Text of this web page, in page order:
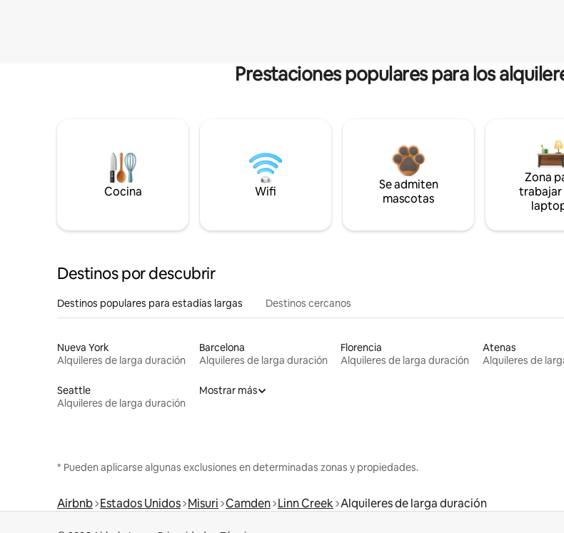
Prestaciones populares para los
Cocina Wifi
Se admiten
mascotas
Zona
trabajar
Destinos por descubrir
Destinos populares para estadías largas Destinos cercanos
Nueva York
Alquileres de larga duración
Barcelona
Alquileres de larga duración
Florencia
Alquileres de larga duración
Atenas
Alquileres de
Seattle
Alquileres de larga duración
Mostrar más
* Pueden aplicarse algunas exclusiones en determinadas zonas y propiedades.
Airbnb Estados Unidos Misuri Camden Linn Creek Alquileres de larga duración